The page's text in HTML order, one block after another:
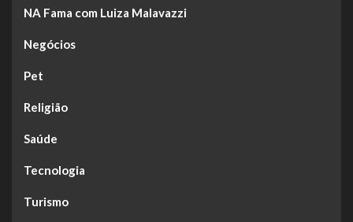
NA Fama com Luiza Malavazzi
Negócios
Pet
Religião
Saúde
Tecnologia
Turismo